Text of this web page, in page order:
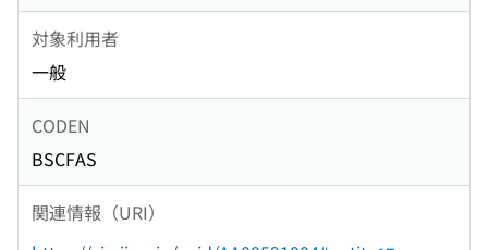
対象利用者
一般
CODEN
BSCFAS
関連情報（URI）